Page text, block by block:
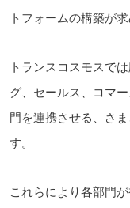
トフォームの構築が求
トランスコスモスで
グ、セールス、コマ
門を連携させる、さ
す。
これらにより各部門